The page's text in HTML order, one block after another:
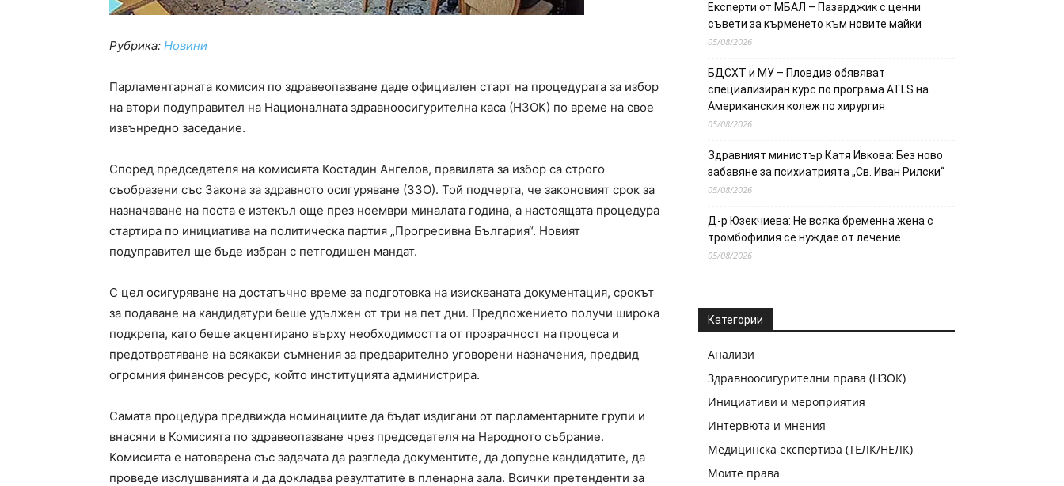
Рубрика: Новини
Парламентарната комисия по здравеопазване даде официален старт на процедурата за избор
на втори подуправител на Националната здравноосигурителна каса (НЗОК) по време на свое
извънредно заседание.
Според председателя на комисията Костадин Ангелов, правилата за избор са строго
съобразени със Закона за здравното осигуряване (ЗЗО). Той подчерта, че законовият срок за
назначаване на поста е изтекъл още през ноември миналата година, а настоящата процедура
стартира по инициатива на политическа партия „Прогресивна България“. Новият
подуправител ще бъде избран с петгодишен мандат.
С цел осигуряване на достатъчно време за подготовка на изискваната документация, срокът
за подаване на кандидатури беше удължен от три на пет дни. Предложението получи широка
подкрепа, като беше акцентирано върху необходимостта от прозрачност на процеса и
предотвратяване на всякакви съмнения за предварително уговорени назначения, предвид
огромния финансов ресурс, който институцията администрира.
Самата процедура предвижда номинациите да бъдат издигани от парламентарните групи и
внасяни в Комисията по здравеопазване чрез председателя на Народното събрание.
Комисията е натоварена със задачата да разгледа документите, да допусне кандидатите, да
проведе изслушванията и да докладва резултатите в пленарна зала. Всички претенденти за
Експерти от МБАЛ – Пазарджик с ценни
съвети за кърменето към новите майки
05/08/2026
БДСХТ и МУ – Пловдив обявяват
специализиран курс по програма ATLS на
Американския колеж по хирургия
05/08/2026
Здравният министър Катя Ивкова: Без ново
забавяне за психиатрията „Св. Иван Рилски“
05/08/2026
Д-р Юзекчиева: Не всяка бременна жена с
тромбофилия се нуждае от лечение
05/08/2026
Категории
Анализи
Здравноосигурителни права (НЗОК)
Инициативи и мероприятия
Интервюта и мнения
Медицинска експертиза (ТЕЛК/НЕЛК)
Моите права